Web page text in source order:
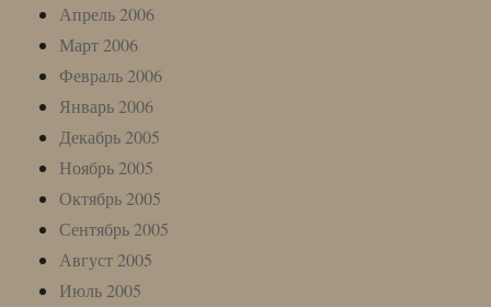
Апрель 2006
Март 2006
Февраль 2006
Январь 2006
Декабрь 2005
Ноябрь 2005
Октябрь 2005
Сентябрь 2005
Август 2005
Июль 2005